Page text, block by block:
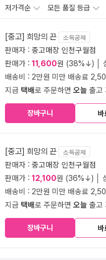
저가격순 모든 품질 등급
[중고] 희망의 끈 소득공제
판매자 : 중고매장 인천구월점
판매가 : 11,600원 (38%↓) │
배송비 : 2만원 미만 배송료
지금 택배로 주문하면오늘 출고
장바구니 바
[중고] 희망의 끈 소득공제
판매자 : 중고매장 인천구월점
판매가 : 12,100원 (36%↓) │
배송비 : 2만원 미만 배송료
지금 택배로 주문하면오늘 출고
장바구니 바